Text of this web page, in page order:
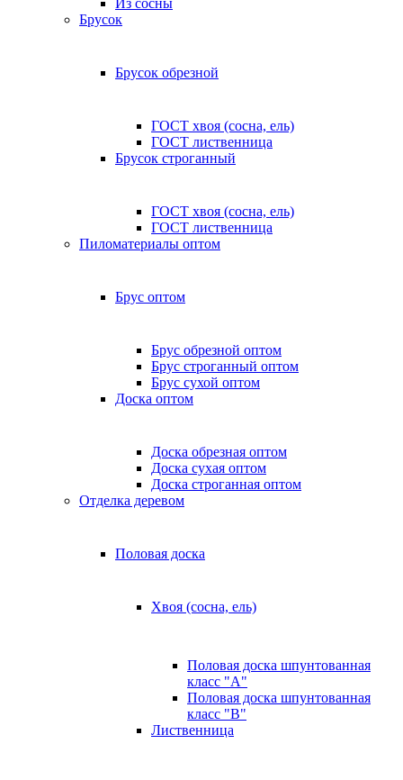
Из сосны
Брусок
Брусок обрезной
ГОСТ хвоя (сосна, ель)
ГОСТ лиственница
Брусок строганный
ГОСТ хвоя (сосна, ель)
ГОСТ лиственница
Пиломатериалы оптом
Брус оптом
Брус обрезной оптом
Брус строганный оптом
Брус сухой оптом
Доска оптом
Доска обрезная оптом
Доска сухая оптом
Доска строганная оптом
Отделка деревом
Половая доска
Хвоя (сосна, ель)
Половая доска шпунтованная
класс "А"
Половая доска шпунтованная
класс "B"
Лиственница